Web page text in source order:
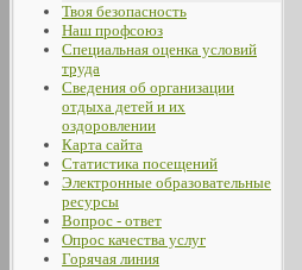
Твоя безопасность
Наш профсоюз
Специальная оценка условий
труда
Сведения об организации
отдыха детей и их
оздоровлении
Карта сайта
Статистика посещений
Электронные образовательные
ресурсы
Вопрос - ответ
Опрос качества услуг
Горячая линия